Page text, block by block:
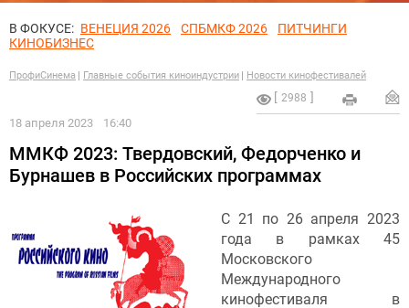
В ФОКУСЕ: ВЕНЕЦИЯ 2026 СПБМКФ 2026
ПИТЧИНГИ
КИНОБИЗНЕС
ПрофиСинема Главные события киноиндустрии Новости кинофестивалей
2988
18 апреля 2023 16:40
ММКФ 2023: Твердовский, Федорченко и
Бурнашев в Российских программах
С 21 по 26 апреля 2023
года в рамках 45
Московского
Международного
кинофестиваля в